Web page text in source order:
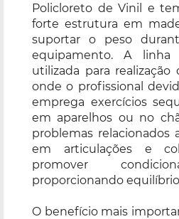
Policloreto de Vinil e
forte estrutura em
suportar o peso
equipamento. A linha
utilizada para realização
onde o profissional
emprega exercícios
em aparelhos ou no
problemas relacionados
em articulações e
promover
proporcionando
O benefício mais